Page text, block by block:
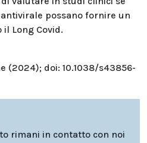
possano fornire un
Long Covid.
(2024); doi: 10.1038/s43856-
rimani in contatto con noi